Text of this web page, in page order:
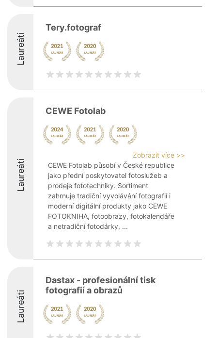
Laureáti
Tery.fotograf
Laureáti
CEWE Fotolab
Zobrazit více >>
CEWE Fotolab působí v České republice
jako přední poskytovatel fotoslužeb a
prodeje fototechniky. Sortiment
zahrnuje tradiční vyvolávání fotografií i
moderní digitální produkty jako CEWE
FOTOKNIHA, fotoobrazy, fotokalendáře
a netradiční fotodárky, ...
Laureáti
Dastax - profesionální tisk
fotografií a obrazů